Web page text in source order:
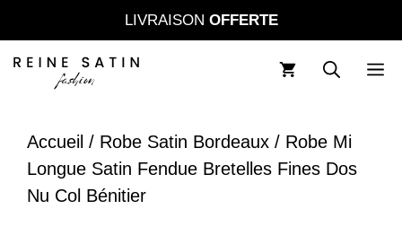
au
contenu
LIVRAISON OFFERTE
Accueil / Robe Satin Bordeaux / Robe Mi
Longue Satin Fendue Bretelles Fines Dos
Nu Col Bénitier